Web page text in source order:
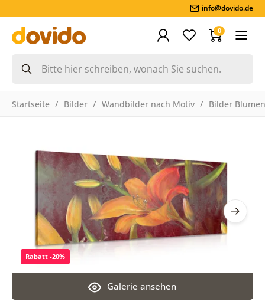
info@dovido.de
0
Startseite Bilder Wandbilder nach Motiv Bilder Blumen
Galerie ansehen
Rabatt -20%